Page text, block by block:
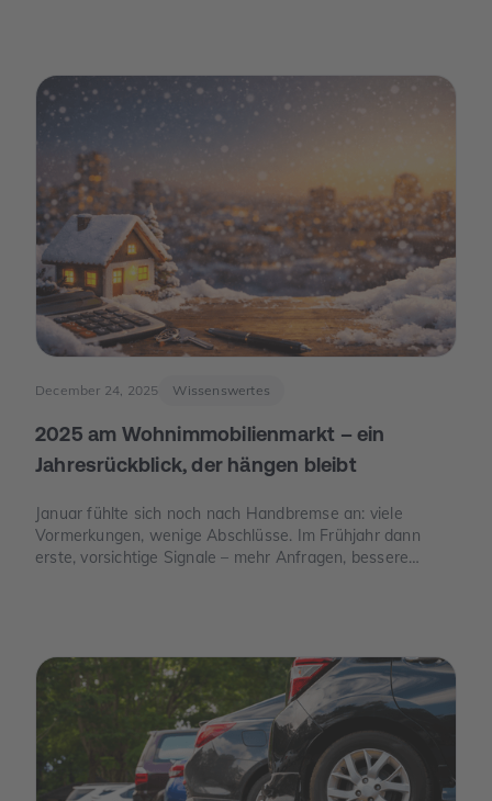
December 24, 2025 Wissenswertes
2025 am Wohnimmobilienmarkt – ein
Jahresrückblick, der hängen bleibt
Januar fühlte sich noch nach Handbremse an: viele
Vormerkungen, wenige Abschlüsse. Im Frühjahr dann
erste, vorsichtige Signale – mehr Anfragen, bessere
mehr „Was ist wirklich möglich?“.